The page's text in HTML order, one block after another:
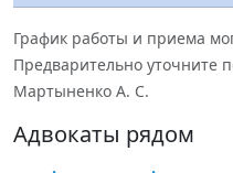
График работы и приема
Предварительно уточните
Мартыненко А. С.
Адвокаты рядом